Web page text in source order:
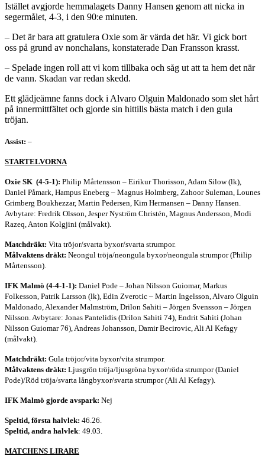
Istället avgjorde hemmalagets Danny Hansen genom att nicka in
segermålet, 4-3, i den 90:e minuten.
– Det är bara att gratulera Oxie som är värda det här. Vi gick bort
oss på grund av nonchalans, konstaterade Dan Fransson krasst.
– Spelade ingen roll att vi kom tillbaka och såg ut att ta hem det när
de vann. Skadan var redan skedd.
Ett glädjeämne fanns dock i Alvaro Olguin Maldonado som slet hårt
på innermittfältet och gjorde sin hittills bästa match i den gula
tröjan.
Assist: –
STARTELVORNA
Oxie SK (4-5-1): Philip Mårtensson – Eirikur Thorisson, Adam Silow (lk),
Daniel Påmark, Hampus Eneberg – Magnus Holmberg, Zahoor Suleman, Lounes
Grimberg Boukhezzar, Martin Pedersen, Kim Hermansen – Danny Hansen.
Avbytare: Fredrik Olsson, Jesper Nyström Christén, Magnus Andersson, Modi
Razeq, Anton Kolgjini (målvakt).
Matchdräkt: Vita tröjor/svarta byxor/svarta strumpor.
Målvaktens dräkt: Neongul tröja/neongula byxor/neongula strumpor (Philip
Mårtensson).
IFK Malmö (4-4-1-1): Daniel Pode – Johan Nilsson Guiomar, Markus
Folkesson, Patrik Larsson (lk), Edin Zverotic – Martin Ingelsson, Alvaro Olguin
Maldonado, Alexander Malmström, Drilon Sahiti – Jörgen Svensson – Jörgen
Nilsson. Avbytare: Jonas Pantelidis (Drilon Sahiti 74), Endrit Sahiti (Johan
Nilsson Guiomar 76), Andreas Johansson, Damir Becirovic, Ali Al Kefagy
(målvakt).
Matchdräkt: Gula tröjor/vita byxor/vita strumpor.
Målvaktens dräkt: Ljusgrön tröja/ljusgröna byxor/röda strumpor (Daniel
Pode)/Röd tröja/svarta långbyxor/svarta strumpor (Ali Al Kefagy).
IFK Malmö gjorde avspark: Nej
Speltid, första halvlek: 46.26.
Speltid, andra halvlek: 49.03.
MATCHENS LIRARE